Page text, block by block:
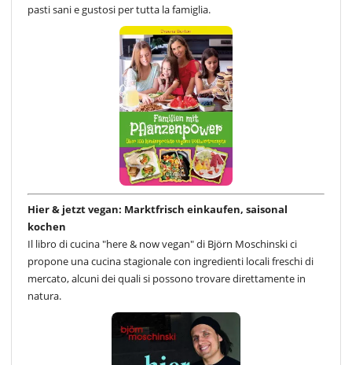
pasti sani e gustosi per tutta la famiglia.
Hier & jetzt vegan: Marktfrisch einkaufen, saisonal
kochen
Il libro di cucina "here & now vegan" di Björn Moschinski ci
propone una cucina stagionale con ingredienti locali freschi di
mercato, alcuni dei quali si possono trovare direttamente in
natura.